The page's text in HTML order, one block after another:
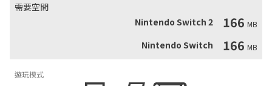
需要空間
Nintendo Switch 2
166 MB
Nintendo Switch 166 MB
遊玩模式